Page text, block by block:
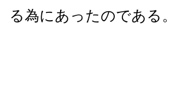
る為にあったのである。